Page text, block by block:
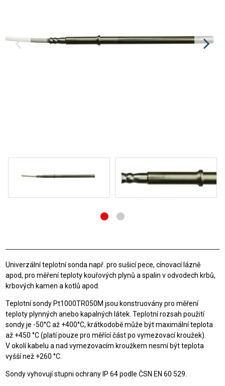
Univerzální teplotní sonda např. pro sušicí pece, cínovací lázně
apod, pro měření teploty kouřových plynů a spalin v odvodech krbů,
krbových kamen a kotlů apod.
Teplotní sondy Pt1000TR050M jsou konstruovány pro měření
teploty plynných anebo kapalných látek. Teplotní rozsah použití
sondy je -50°C až +400°C, krátkodobě může být maximální teplota
až +450 °C (platí pouze pro měřící část po vymezovací kroužek).
V okolí kabelu a nad vymezovacím kroužkem nesmí být teplota
vyšší než +260 °C.
Sondy vyhovují stupni ochrany IP 64 podle ČSN EN 60 529.